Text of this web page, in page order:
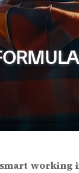
smart working